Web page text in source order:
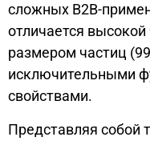
сложных B2B-
отличается
размером частиц
исключительными
свойствами.
Представляя собой